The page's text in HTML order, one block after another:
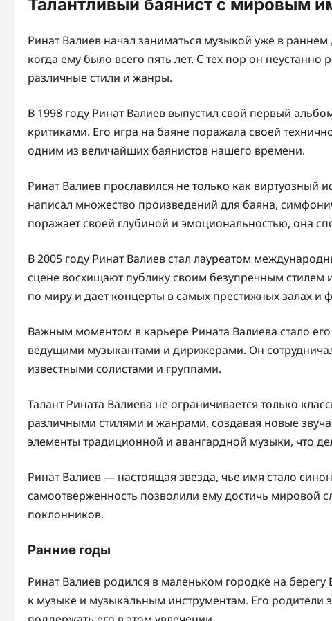
Талантливый баянист с мировым
Ринат Валиев начал заниматься музыкой уже в
когда ему было всего пять лет. С тех пор он
различные стили и жанры.
В 1998 году Ринат Валиев выпустил свой первый
критиками. Его игра на баяне поражала своей
одним из величайших баянистов нашего времени.
Ринат Валиев прославился не только как виртуозный
написал множество произведений для баяна,
поражает своей глубиной и эмоциональностью, она
В 2005 году Ринат Валиев стал лауреатом
сцене восхищают публику своим безупречным стилем
по миру и дает концерты в самых престижных залах и
Важным моментом в карьере Рината Валиева стало
ведущими музыкантами и дирижерами. Он
известными солистами и группами.
Талант Рината Валиева не ограничивается только
различными стилями и жанрами, создавая новые
элементы традиционной и авангардной музыки, что
Ринат Валиев — настоящая звезда, чье имя стало
самоотверженность позволили ему достичь мировой
поклонников.
Ранние годы
Ринат Валиев родился в маленьком городке на
к музыке и музыкальным инструментам. Его